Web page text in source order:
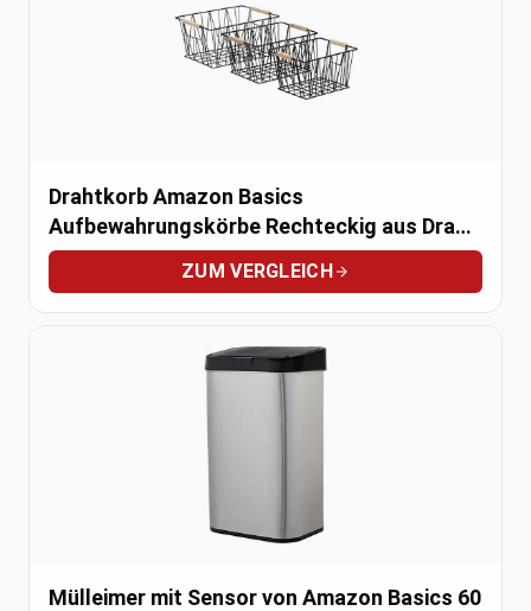
Drahtkorb Amazon Basics
Aufbewahrungskörbe Rechteckig aus Draht,
3 Stück
ZUM VERGLEICH
Mülleimer mit Sensor von Amazon Basics 60